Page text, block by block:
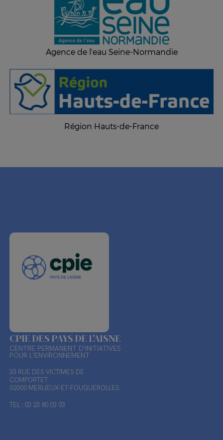
Agence de l'eau Seine-Normandie
Région Hauts-de-France
CPIE DES PAYS DE L'AISNE
CENTRE PERMANENT D'INITIATIVES
POUR L'ENVIRONNEMENT
33 RUE DES VICTIMES DE
COMPORTET
02000 MERLIEUX-ET-FOUQUEROLLES
TEL : 03 23 80 03 03